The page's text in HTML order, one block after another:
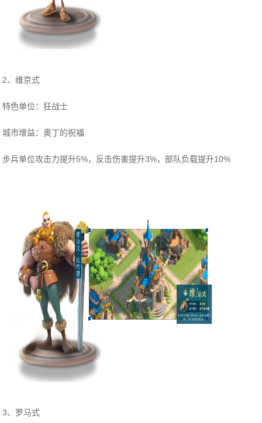
2、维京式
特色单位：狂战士
城市增益：奥丁的祝福
步兵单位攻击力提升5%，反击伤害提升3%，部队负载提升10%
3、罗马式